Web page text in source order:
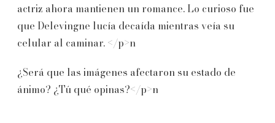
actriz ahora mantienen un romance. Lo curioso fue
que Delevingne lucía decaída mientras veía su
celular al caminar. </p>n
¿Será que las imágenes afectaron su estado de
ánimo? ¿Tú qué opinas?</p>n